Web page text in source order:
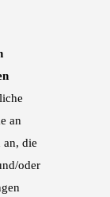
an
an, die
oder